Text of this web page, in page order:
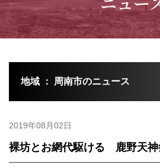
地域 ： 周南市のニュース
2019年08月02日
裸坊とお網代駆ける 鹿野天神